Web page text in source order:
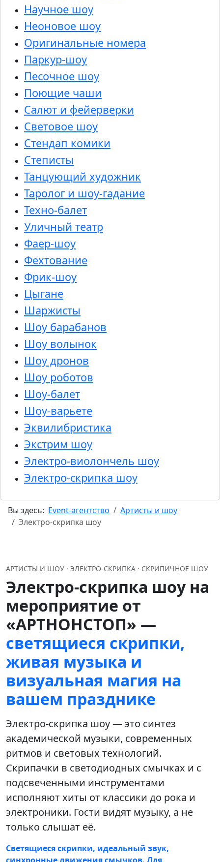
Научное шоу
Неоновое шоу
Оригинальные номера
Паркур-шоу
Песочное шоу
Поющие чаши
Салют и фейерверки
Световое шоу
Стендап комики
Степисты
Танцующий художник
Таролог и шоу-гадание
Техно-балет
Уличный театр
Фаер-шоу
Фехтование
Фрик-шоу
Цыгане
Шаржисты
Шоу барабанов
Шоу волынок
Шоу дронов
Шоу роботов
Шоу-балет
Шоу-варьете
Эквилибристика
Экстрим шоу
Электро-виолончель шоу
Электро-скрипка шоу
Вы здесь: Event-агентство
Артисты и шоу
Электро-скрипка шоу
АРТИСТЫ И ШОУ · ЭЛЕКТРО-СКРИПКА · СКРИПИЧНОЕ ШОУ
Электро-скрипка шоу на
мероприятие от
«АРТНОНСТОП» —
светящиеся скрипки,
живая музыка и
визуальная магия на
вашем празднике
Электро-скрипка шоу — это синтез
академической музыки, современных
ритмов и световых технологий.
Скрипачки в светодиодных смычках и с
подсвеченными инструментами
исполняют хиты от классики до рока и
электроники. Гости видят музыку, а не
только слышат её.
Светящиеся скрипки, идеальный звук,